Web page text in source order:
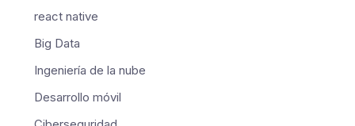
react native
Big Data
Ingeniería de la nube
Desarrollo móvil